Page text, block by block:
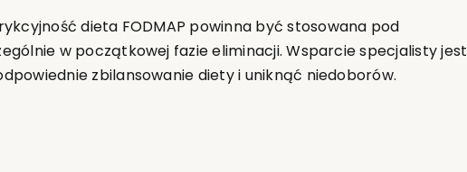
dieta FODMAP powinna być stosowana pod
w początkowej fazie eliminacji. Wsparcie specjalisty jest
zbilansowanie diety i uniknąć niedoborów.